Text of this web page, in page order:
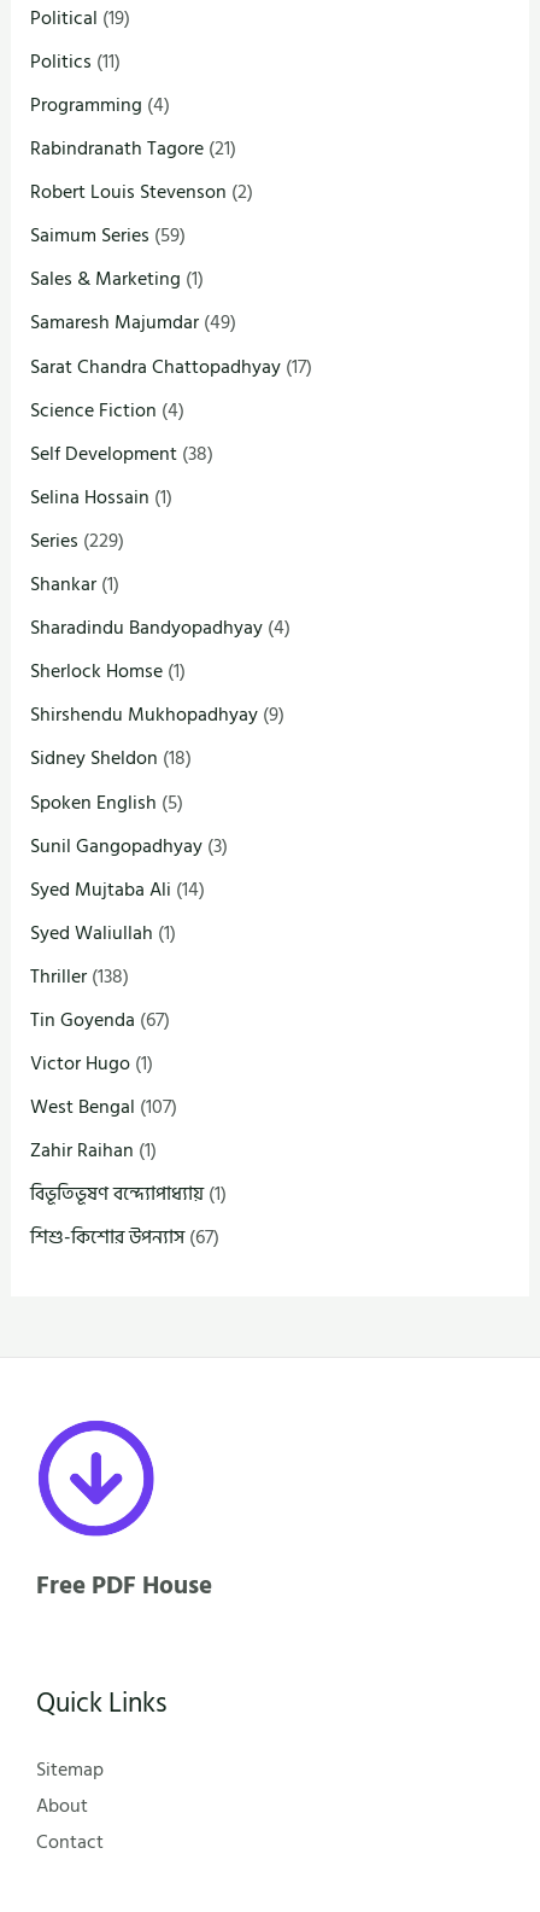
Political (19)
Politics (11)
Programming (4)
Rabindranath Tagore(21)
Robert Louis Stevenson (2)
Saimum Series (59)
Sales & Marketing (1)
Samaresh Majumdar(49)
Sarat Chandra Chattopadhyay(17)
Science Fiction (4)
Self Development(38)
Selina Hossain (1)
Series (229)
Shankar(1)
Sharadindu Bandyopadhyay(4)
Sherlock Homse(1)
Shirshendu Mukhopadhyay(9)
Sidney Sheldon (18)
Spoken English (5)
Sunil Gangopadhyay(3)
Syed Mujtaba Ali (14)
Syed Waliullah (1)
Thriller(138)
Tin Goyenda (67)
Victor Hugo(1)
West Bengal (107)
Zahir Raihan (1)
বিভূতিভূষণ বন্দ্যোপাধ্যায়(1)
শিশু-কিশোর উপন্যাস(67)
Free PDF House
Quick Links
Sitemap
About
Contact